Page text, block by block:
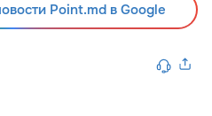
Point.md в Google